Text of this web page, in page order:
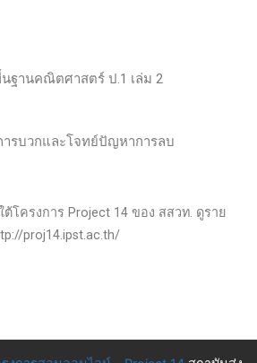
ฐานคณิตศาสตร์ ป.1 เล่ม 2
รบวกและโจทย์ปัญหาการลบ
โครงการ Project 14 ของ สสวท. ดูราย
proj14.ipst.ac.th/